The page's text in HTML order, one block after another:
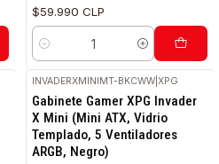
$59.990 CLP
Cantidad
INVADERXMINIMT-BKCWW |XPG
Gabinete Gamer XPG Invader
X Mini (Mini ATX, Vidrio
Templado, 5 Ventiladores
ARGB, Negro)